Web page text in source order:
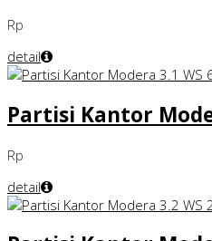
Rp
detail
Partisi Kantor
Rp
detail